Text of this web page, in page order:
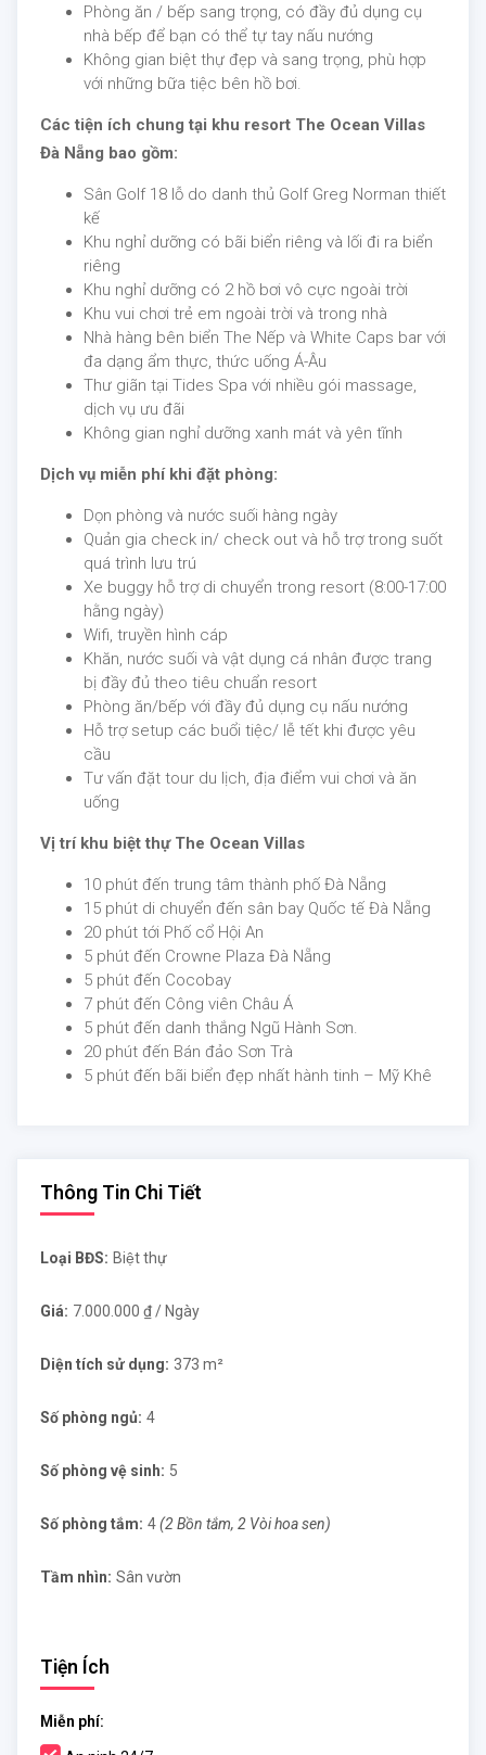
Phòng ăn / bếp sang trọng, có đầy đủ dụng cụ
nhà bếp để bạn có thể tự tay nấu nướng
Không gian biệt thự đẹp và sang trọng, phù hợp
với những bữa tiệc bên hồ bơi.
Các tiện ích chung tại khu resort The Ocean Villas
Đà Nẵng bao gồm:
Sân Golf 18 lỗ do danh thủ Golf Greg Norman thiết
kế
Khu nghỉ dưỡng có bãi biển riêng và lối đi ra biển
riêng
Khu nghỉ dưỡng có 2 hồ bơi vô cực ngoài trời
Khu vui chơi trẻ em ngoài trời và trong nhà
Nhà hàng bên biển The Nếp và White Caps bar với
đa dạng ẩm thực, thức uống Á-Âu
Thư giãn tại Tides Spa với nhiều gói massage,
dịch vụ ưu đãi
Không gian nghỉ dưỡng xanh mát và yên tĩnh
Dịch vụ miễn phí khi đặt phòng:
Dọn phòng và nước suối hàng ngày
Quản gia check in/ check out và hỗ trợ trong suốt
quá trình lưu trú
Xe buggy hỗ trợ di chuyển trong resort (8:00-17:00
hằng ngày)
Wifi, truyền hình cáp
Khăn, nước suối và vật dụng cá nhân được trang
bị đầy đủ theo tiêu chuẩn resort
Phòng ăn/bếp với đầy đủ dụng cụ nấu nướng
Hỗ trợ setup các buổi tiệc/ lễ tết khi được yêu
cầu
Tư vấn đặt tour du lịch, địa điểm vui chơi và ăn
uống
Vị trí khu biệt thự The Ocean Villas
10 phút đến trung tâm thành phố Đà Nẵng
15 phút di chuyển đến sân bay Quốc tế Đà Nẵng
20 phút tới Phố cổ Hội An
5 phút đến Crowne Plaza Đà Nẵng
5 phút đến Cocobay
7 phút đến Công viên Châu Á
5 phút đến danh thắng Ngũ Hành Sơn.
20 phút đến Bán đảo Sơn Trà
5 phút đến bãi biển đẹp nhất hành tinh – Mỹ Khê
Thông Tin Chi Tiết
Loại BĐS: Biệt thự
Giá: 7.000.000 ₫ / Ngày
Diện tích sử dụng: 373 m²
Số phòng ngủ: 4
Số phòng vệ sinh: 5
Số phòng tắm: 4(2 Bồn tắm, 2 Vòi hoa sen)
Tầm nhìn: Sân vườn
Tiện Ích
Miễn phí: